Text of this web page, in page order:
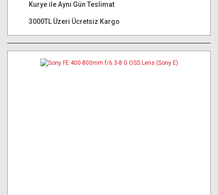
Kurye ile Aynı Gün Teslimat
3000TL Üzeri Ücretsiz Kargo